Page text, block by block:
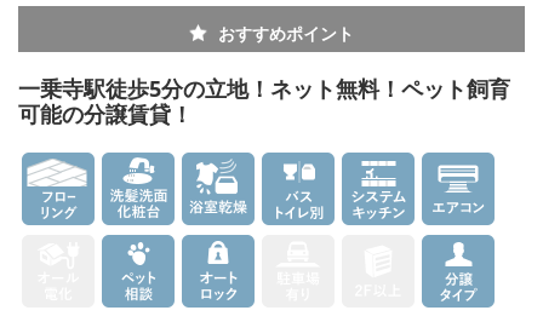
おすすめポイント
一乗寺駅徒歩5分の立地！ネット無料！ペット飼育
可能の分譲賃貸！